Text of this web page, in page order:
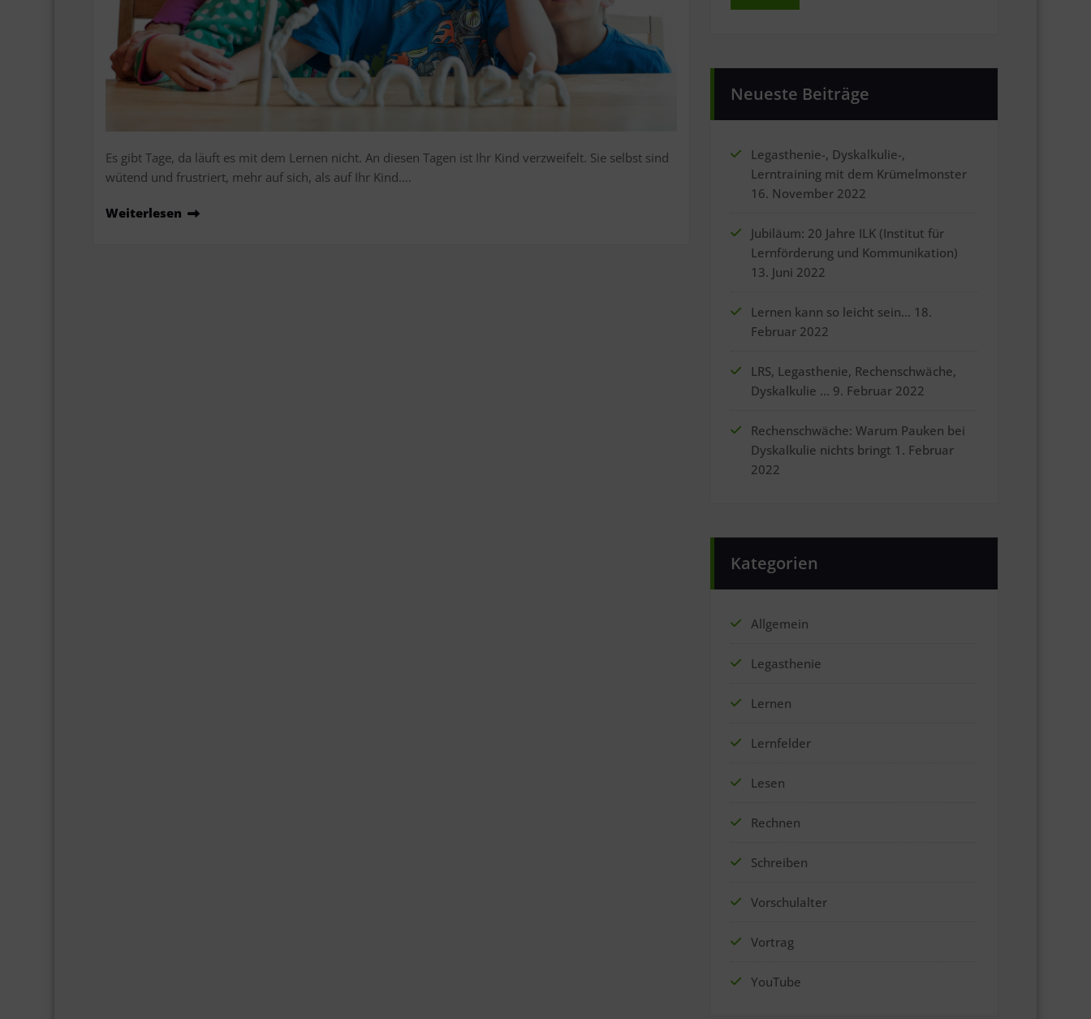
Es gibt Tage, da läuft es mit dem Lernen nicht. An diesen Tagen ist Ihr Kind verzweifelt. Sie selbst sind
wütend und frustriert, mehr auf sich, als auf Ihr Kind.…
Weiterlesen
Neueste Beiträge
Legasthenie-, Dyskalkulie-,
Lerntraining mit dem Krümelmonster
16. November 2022
Jubiläum: 20 Jahre ILK (Institut für
Lernförderung und Kommunikation)
13. Juni 2022
Lernen kann so leicht sein… 18.
Februar 2022
LRS, Legasthenie, Rechenschwäche,
Dyskalkulie … 9. Februar 2022
Rechenschwäche: Warum Pauken bei
Dyskalkulie nichts bringt 1. Februar
2022
Kategorien
Allgemein
Legasthenie
Lernen
Lernfelder
Lesen
Rechnen
Schreiben
Vorschulalter
Vortrag
YouTube